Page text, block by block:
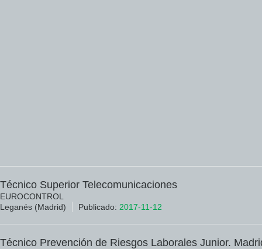
Técnico Superior Telecomunicaciones
EUROCONTROL
Leganés (Madrid)
Publicado: 2017-11-12
Técnico Prevención de Riesgos Laborales Junior.